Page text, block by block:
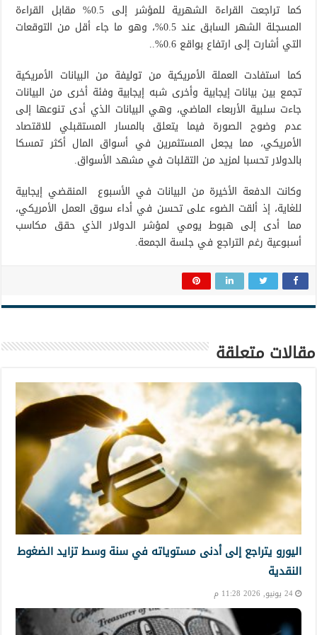
كما تراجعت القراءة الشهرية للمؤشر إلى 0.5% مقابل القراءة
المسجلة الشهر السابق عند 0.5%، وهو ما جاء أقل من التوقعات
التي أشارت إلى ارتفاع بواقع 0.6%..
كما استفادت العملة الأمريكية من توليفة من البيانات الأمريكية
تجمع بين بيانات إيجابية وأخرى شبه إيجابية وفئة أخرى من البيانات
جاءت سلبية الأربعاء الماضي، وهي البيانات الذي أدى تنوعها إلى
عدم وضوح الصورة فيما يتعلق بالمسار المستقبلي للاقتصاد
الأمريكي، مما يجعل المستثمرين في أسواق المال أكثر تمسكا
بالدولار تحسبا لمزيد من التقلبات في مشهد الأسواق.
وكانت الدفعة الأخيرة من البيانات في الأسبوع المنقضي إيجابية
للغاية، إذ ألقت الضوء على تحسن في أداء سوق العمل الأمريكي،
مما أدى إلى هبوط يومي لمؤشر الدولار الذي حقق مكاسب
أسبوعية رغم التراجع في جلسة الجمعة.
مقالات متعلقة
اليورو يتراجع إلى أدنى مستوياته في سنة وسط تزايد الضغوط
النقدية
24 يونيو, 2026 11:28 م